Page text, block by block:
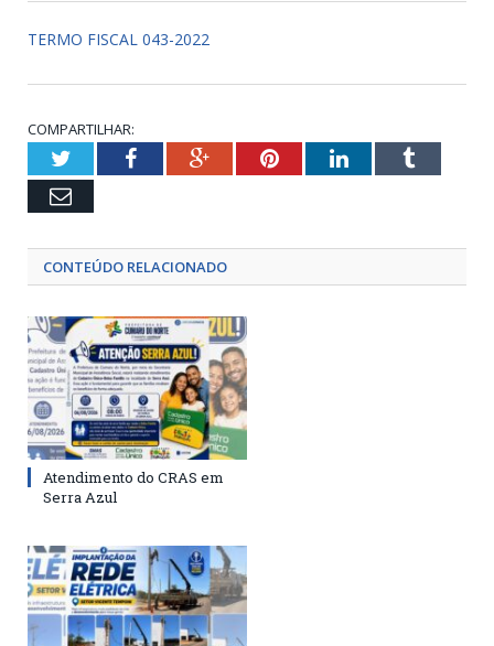
TERMO FISCAL 043-2022
COMPARTILHAR:
TwitterFacebookGoogle+PinterestLinkedInTumblr
Email
CONTEÚDO RELACIONADO
Atendimento do CRAS em
Serra Azul